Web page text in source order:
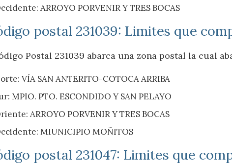
ARROYO PORVENIR Y TRES BOCAS
postal 231039: Limites que
Postal 231039 abarca una zona postal la cual
VÍA SAN ANTERITO-COTOCA ARRIBA
MPIO. PTO. ESCONDIDO Y SAN PELAYO
ARROYO PORVENIR Y TRES BOCAS
MIUNICIPIO MOÑITOS
postal 231047: Limites que